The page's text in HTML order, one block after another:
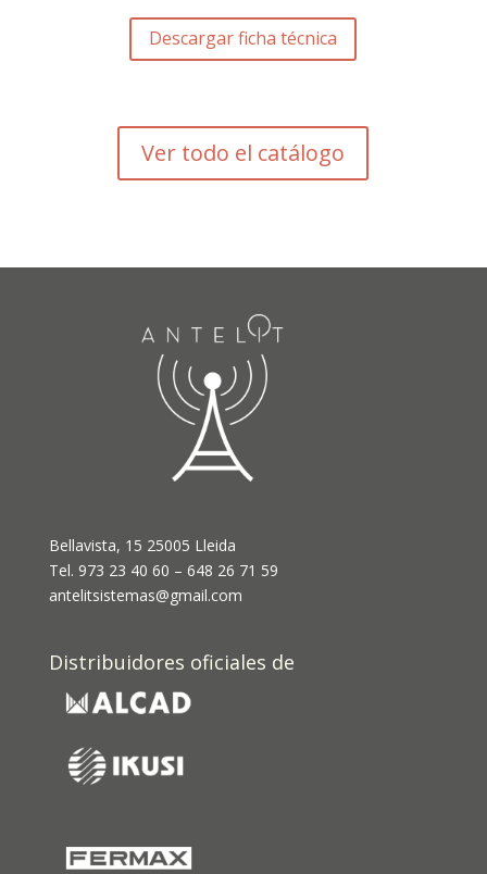
Descargar ficha técnica
Ver todo el catálogo
Bellavista, 15 25005 Lleida
Tel. 973 23 40 60 – 648 26 71 59
antelitsistemas@gmail.com
Distribuidores oficiales de